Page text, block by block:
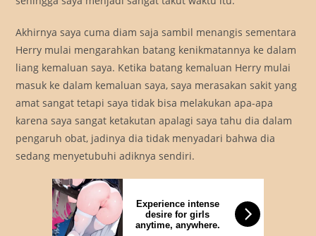
Akhirnya saya cuma diam saja sambil menangis sementara
Herry mulai mengarahkan batang kenikmatannya ke dalam
liang kemaluan saya. Ketika batang kemaluan Herry mulai
masuk ke dalam kemaluan saya, saya merasakan sakit yang
amat sangat tetapi saya tidak bisa melakukan apa-apa
karena saya sangat ketakutan apalagi saya tahu dia dalam
pengaruh obat, jadinya dia tidak menyadari bahwa dia
sedang menyetubuhi adiknya sendiri.
Experience intense
desire for girls
anytime, anywhere.